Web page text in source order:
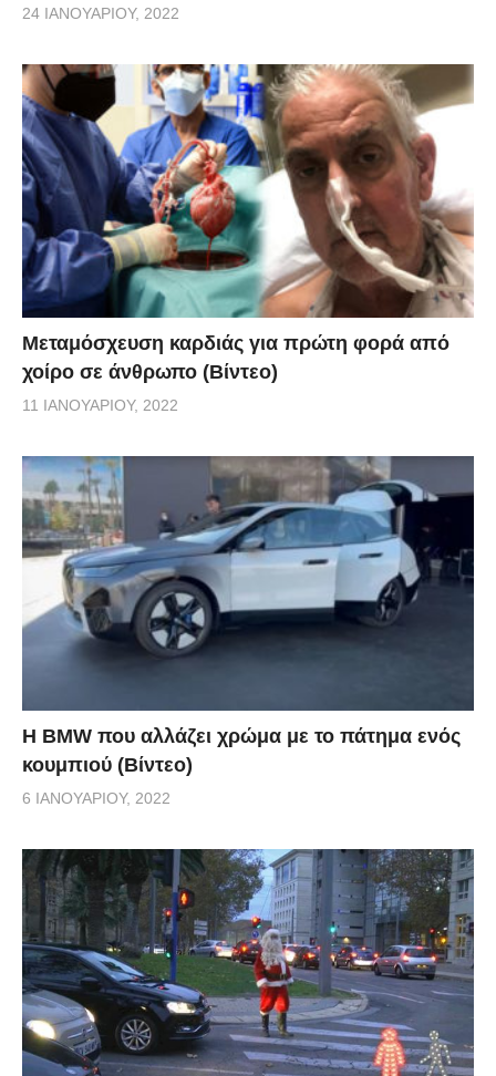
24 ΙΑΝΟΥΑΡΊΟΥ, 2022
Μεταμόσχευση καρδιάς για πρώτη φορά από
χοίρο σε άνθρωπο (Βίντεο)
11 ΙΑΝΟΥΑΡΊΟΥ, 2022
Η BMW που αλλάζει χρώμα με το πάτημα ενός
κουμπιού (Βίντεο)
6 ΙΑΝΟΥΑΡΊΟΥ, 2022